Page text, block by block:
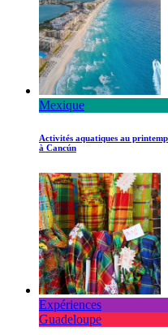
Mexique
Activités aquatiques au
à Cancún
Expériences
Guadeloupe